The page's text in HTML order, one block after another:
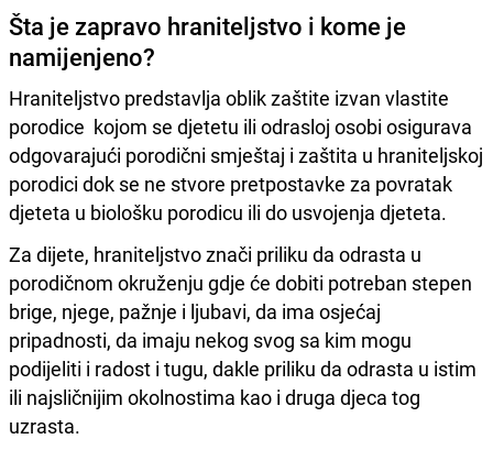
Šta je zapravo hraniteljstvo i kome je
namijenjeno?
Hraniteljstvo predstavlja oblik zaštite izvan vlastite
porodice kojom se djetetu ili odrasloj osobi osigurava
odgovarajući porodični smještaj i zaštita u hraniteljskoj
porodici dok se ne stvore pretpostavke za povratak
djeteta u biološku porodicu ili do usvojenja djeteta.
Za dijete, hraniteljstvo znači priliku da odrasta u
porodičnom okruženju gdje će dobiti potreban stepen
brige, njege, pažnje i ljubavi, da ima osjećaj
pripadnosti, da imaju nekog svog sa kim mogu
podijeliti i radost i tugu, dakle priliku da odrasta u istim
ili najsličnijim okolnostima kao i druga djeca tog
uzrasta.